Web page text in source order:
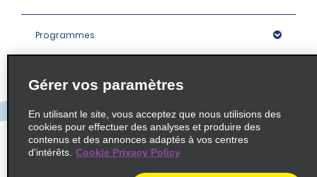
Programmes
Entreprise
Agences
Policies / Sitemap
Gérer vos paramètres
En utilisant le site, vous acceptez que nous utilisions des
cookies pour effectuer des analyses et produire des
contenus et des annonces adaptés à vos centres
d'intérêts. Cookie Privacy Policy